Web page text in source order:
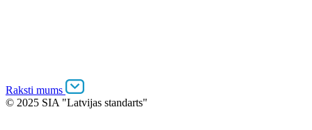
Raksti mums
© 2025 SIA "Latvijas standarts"